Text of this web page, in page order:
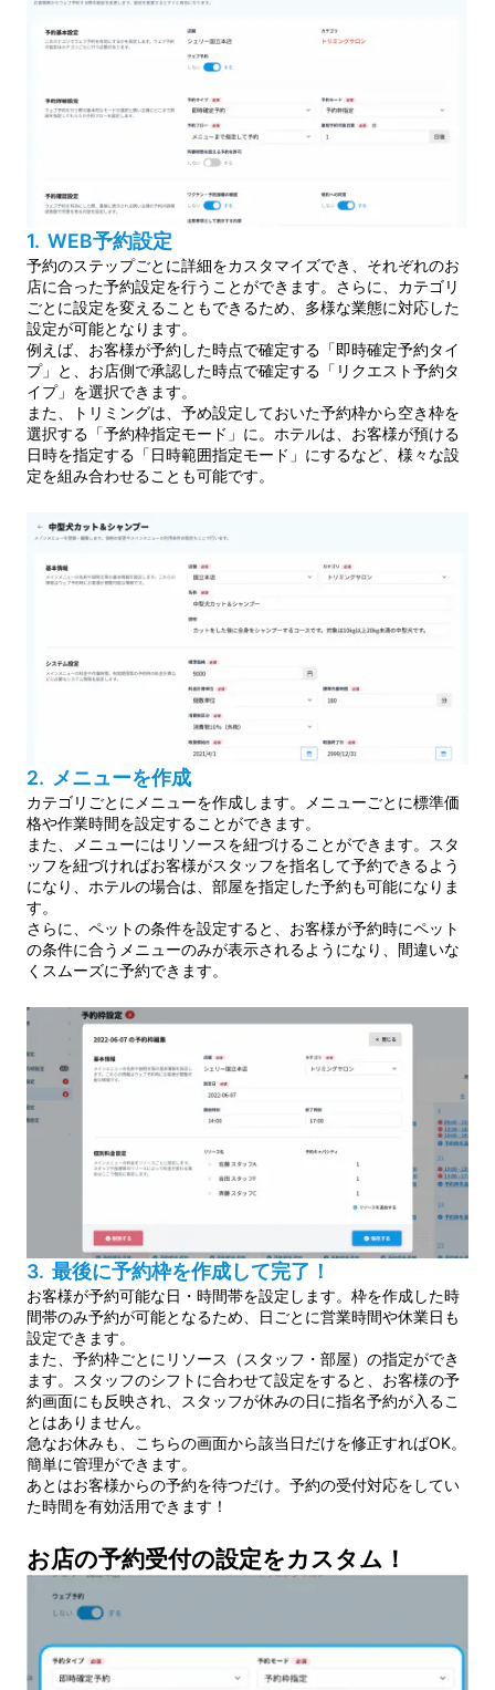
1. WEB予約設定
予約のステップごとに詳細をカスタマイズでき、それぞれのお
店に合った予約設定を行うことができます。さらに、カテゴリ
ごとに設定を変えることもできるため、多様な業態に対応した
設定が可能となります。
例えば、お客様が予約した時点で確定する「即時確定予約タイ
プ」と、お店側で承認した時点で確定する「リクエスト予約タ
イプ」を選択できます。
また、トリミングは、予め設定しておいた予約枠から空き枠を
選択する「予約枠指定モード」に。ホテルは、お客様が預ける
日時を指定する「日時範囲指定モード」にするなど、様々な設
定を組み合わせることも可能です。
2. メニューを作成
カテゴリごとにメニューを作成します。メニューごとに標準価
格や作業時間を設定することができます。
また、メニューにはリソースを紐づけることができます。スタ
ッフを紐づければお客様がスタッフを指名して予約できるよう
になり、ホテルの場合は、部屋を指定した予約も可能になりま
す。
さらに、ペットの条件を設定すると、お客様が予約時にペット
の条件に合うメニューのみが表示されるようになり、間違いな
くスムーズに予約できます。
3. 最後に予約枠を作成して完了！
お客様が予約可能な日・時間帯を設定します。枠を作成した時
間帯のみ予約が可能となるため、日ごとに営業時間や休業日も
設定できます。
また、予約枠ごとにリソース（スタッフ・部屋）の指定ができ
ます。スタッフのシフトに合わせて設定をすると、お客様の予
約画面にも反映され、スタッフが休みの日に指名予約が入るこ
とはありません。
急なお休みも、こちらの画面から該当日だけを修正すればOK。
簡単に管理ができます。
あとはお客様からの予約を待つだけ。予約の受付対応をしてい
た時間を有効活用できます！
お店の予約受付の設定をカスタム！